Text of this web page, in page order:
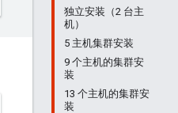
独立安装（2 台主
机）
5 主机集群安装
9 个主机的集群安
装
13 个主机的集群安
装